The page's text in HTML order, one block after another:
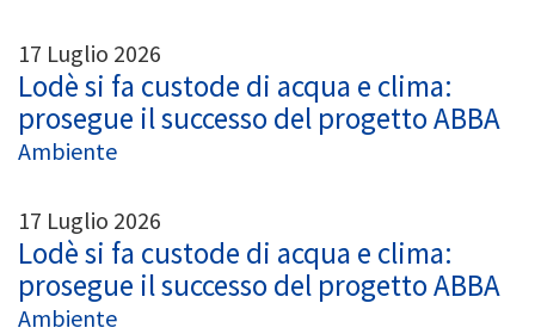
17 Luglio 2026
Lodè si fa custode di acqua e clima:
prosegue il successo del progetto ABBA
Ambiente
17 Luglio 2026
Lodè si fa custode di acqua e clima:
prosegue il successo del progetto ABBA
Ambiente